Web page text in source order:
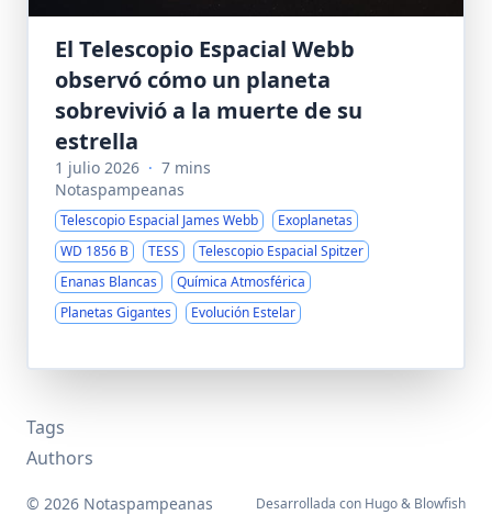
El Telescopio Espacial Webb
observó cómo un planeta
sobrevivió a la muerte de su
estrella
1 julio 2026 · 7 mins
Notaspampeanas
Telescopio Espacial James Webb
Exoplanetas
WD 1856 B
TESS
Telescopio Espacial Spitzer
Enanas Blancas
Química Atmosférica
Planetas Gigantes
Evolución Estelar
Tags
Authors
© 2026 Notaspampeanas Desarrollada con Hugo& Blowfish